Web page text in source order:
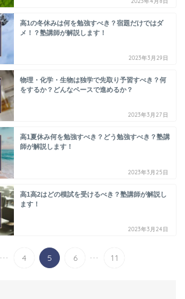
高1の冬休みは何を勉強すべき？宿題だけではダ
メ！？塾講師が解説します！
2023年3月29日
物理・化学・生物は独学で先取り予習すべき？何
をするか？どんなペースで進めるか？
2023年3月27日
高1夏休み何を勉強すべき？どう勉強すべき？塾講
師が解説します！
2023年3月25日
高1高2はどの模試を受けるべき？塾講師が解説し
ます！
2023年3月24日
... 4 5 6 ... 11